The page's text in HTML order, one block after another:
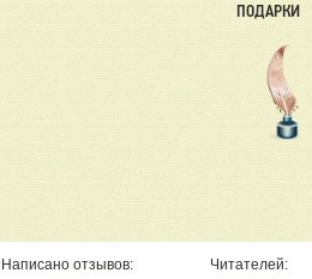
ПОДАРКИ
Написано отзывов: Читателей: